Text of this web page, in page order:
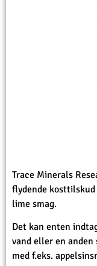
Trace Minerals
flydende
lime smag.
Det kan enten
vand eller en
med f.eks.